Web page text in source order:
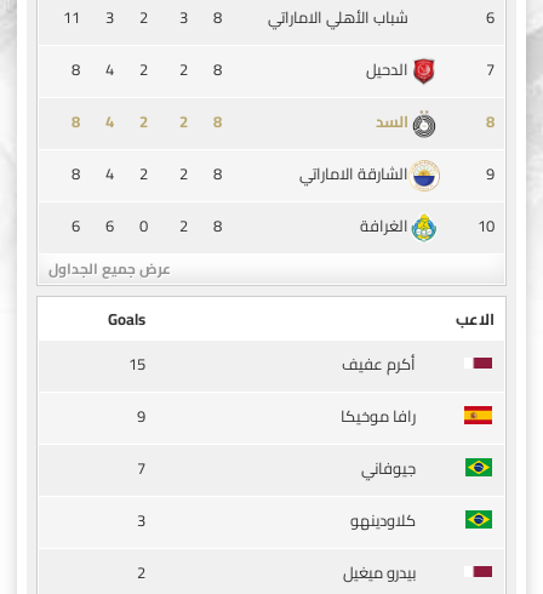
6
شباب الأهلي الاماراتي 8
3
2
3
11
7
الدحيل 8
2
2
4
8
8
السد 8
2
2
4
8
9
الشارقة الاماراتي 8
2
2
4
8
10
الغرافة 8
2
0
6
6
عرض جميع الجداول
الاعب
Goals
أكرم عفيف
15
رافا موخيكا
9
جيوفاني
7
كلاودينهو
3
بيدرو ميغيل
2